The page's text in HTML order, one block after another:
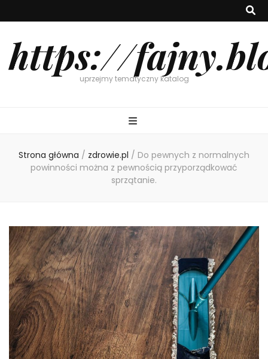
https://uprzejmy tematyczny katalog
Strona główna / zdrowie.pl / Do pewnych z normalnych
powinności można z pewnością przyporządkować
sprzątanie.